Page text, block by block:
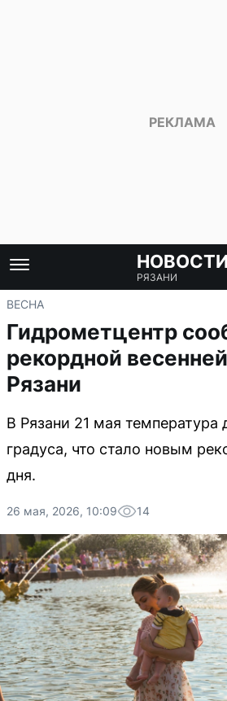
НОВОСТИ
РЯЗАНИ
ВЕСНА
Гидрометцентр
рекордной
Рязани
В Рязани 21 мая температура
градуса, что стало новым
дня.
26 мая, 2026, 10:09 14